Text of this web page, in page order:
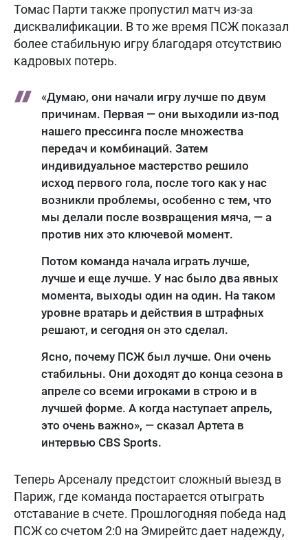
Томас Парти также пропустил матч из-за
дисквалификации. В то же время ПСЖ показал
более стабильную игру благодаря отсутствию
кадровых потерь.
«Думаю, они начали игру лучше по двум
причинам. Первая — они выходили из-под
нашего прессинга после множества
передач и комбинаций. Затем
индивидуальное мастерство решило
исход первого гола, после того как у нас
возникли проблемы, особенно с тем, что
мы делали после возвращения мяча, — а
против них это ключевой момент.
Потом команда начала играть лучше,
лучше и еще лучше. У нас было два явных
момента, выходы один на один. На таком
уровне вратарь и действия в штрафных
решают, и сегодня он это сделал.
Ясно, почему ПСЖ был лучше. Они очень
стабильны. Они доходят до конца сезона в
апреле со всеми игроками в строю и в
лучшей форме. А когда наступает апрель,
это очень важно», — сказал Артета в
интервью CBS Sports.
Теперь Арсеналу предстоит сложный выезд в
Париж, где команда постарается отыграть
отставание в счете. Прошлогодняя победа над
ПСЖ со счетом 2:0 на Эмирейтс дает надежду,